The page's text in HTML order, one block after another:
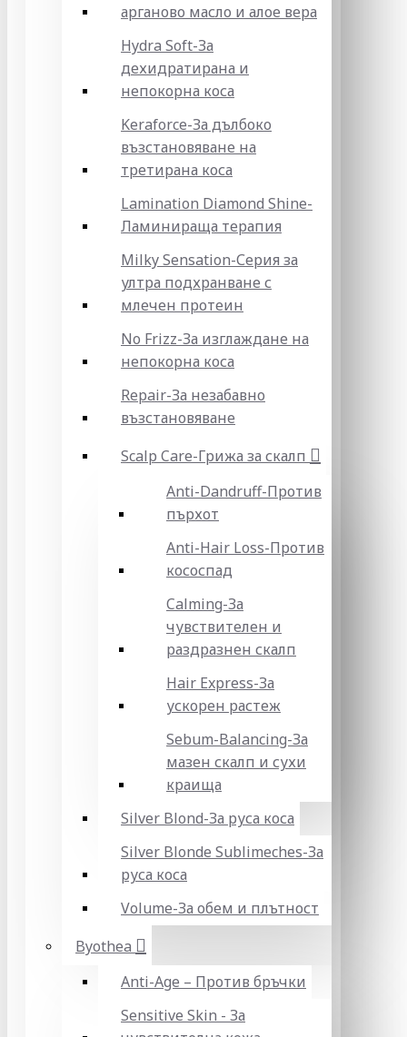
арганово масло и алое вера
Hydra Soft-За
дехидратирана и
непокорна коса
Keraforce-За дълбоко
възстановяване на
третирана коса
Lamination Diamond Shine-
Ламинираща терапия
Milky Sensation-Серия за
ултра подхранване с
млечен протеин
No Frizz-За изглаждане на
непокорна коса
Repair-За незабавно
възстановяване
Scalp Care-Грижа за скалп
Anti-Dandruff-Против
пърхот
Anti-Hair Loss-Против
кососпад
Calming-За
чувствителен и
раздразнен скалп
Hair Express-За
ускорен растеж
Sebum-Balancing-За
мазен скалп и сухи
краища
Silver Blond-За руса коса
Silver Blonde Sublіmeches-За
руса коса
Volume-За обем и плътност
Byothea
Anti-Age – Против бръчки
Sensitive Skin - За